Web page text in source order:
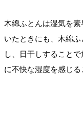
木綿ふとんは湿気を
いたときにも、木綿
し、日干しすること
に不快な湿度を感じる